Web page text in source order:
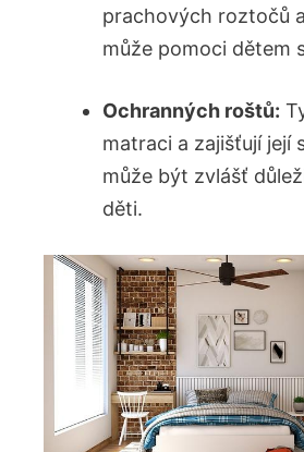
prachových roztočů
může pomoci dětem
Ochranných roštů:
matraci a zajišťují její
může být zvlášť
děti.